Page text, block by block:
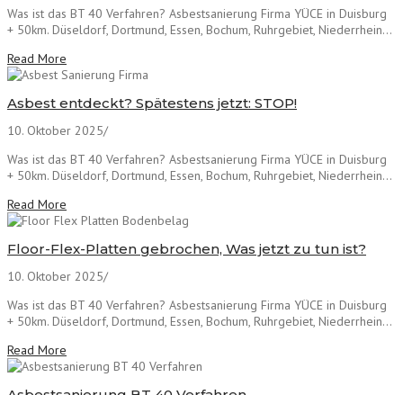
Was ist das BT 40 Verfahren? Asbestsanierung Firma YÜCE in Duisburg
+ 50km. Düseldorf, Dortmund, Essen, Bochum, Ruhrgebiet, Niederrhein...
Read More
Asbest entdeckt? Spätestens jetzt: STOP!
10. Oktober 2025/
Was ist das BT 40 Verfahren? Asbestsanierung Firma YÜCE in Duisburg
+ 50km. Düseldorf, Dortmund, Essen, Bochum, Ruhrgebiet, Niederrhein...
Read More
Floor-Flex-Platten gebrochen, Was jetzt zu tun ist?
10. Oktober 2025/
Was ist das BT 40 Verfahren? Asbestsanierung Firma YÜCE in Duisburg
+ 50km. Düseldorf, Dortmund, Essen, Bochum, Ruhrgebiet, Niederrhein...
Read More